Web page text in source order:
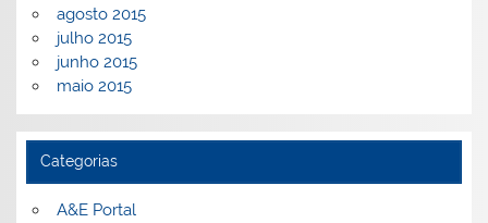
agosto 2015
julho 2015
junho 2015
maio 2015
Categorias
A&E Portal